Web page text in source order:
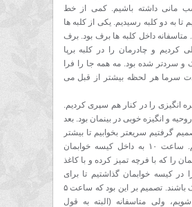
مانی داشته باشیم. کمی از خط
تا به دو کلبه رسیدیم. یکی از کلبه ها
متاسفانه داخل کلبه ها برف بود. برف
کردیم و چادرمان را در کلبه برپا
و سردتر شده بود. مه همه جا را فرا
سرما هر لحظه بیشتر از قبل می
انگیزی را در کنار هم سپری کردیم.
و انگیزه خوبی در بینمان بود. بعد
گرفتیم سریعتر بخوابیم تا بیشتر
استراحت نماییم. ساعت ۱۰ به داخل کیسه خوابمان
را که با فرچه تمیز کرده و با کاغذ
در کیسه خوابمان گذاشتیم تا برای
صعود فردا خشک باشند. تصمیم بر این بود که ساعت ۵
ولی متاسفانه (البته به قول